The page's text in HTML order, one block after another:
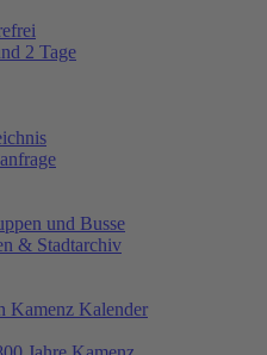
2 Tage
und Busse
& Stadtarchiv
Kamenz Kalender